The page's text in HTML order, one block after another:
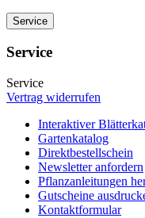
Service
Service
Service
Vertrag widerrufen
Interaktiver
Gartenkatalog
Direktbestellschein
Newsletter anfordern
Pflanzanleitungen
Gutscheine
Kontaktformular